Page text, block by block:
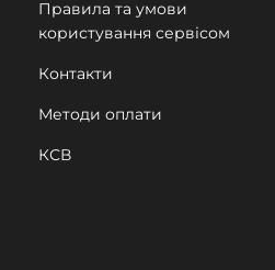
Правила та умови
користування сервісом
Контакти
Методи оплати
КСВ